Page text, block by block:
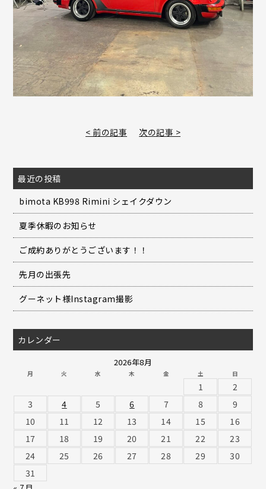
< 前の記事 次の記事 >
最近の投稿
bimota KB998 Rimini シェイクダウン
夏季休暇のお知らせ
ご成約ありがとうございます！！
先月の出張先
グーネット様Instagram撮影
カレンダー
2026年8月
月 火 水 木 金 土 日
1
2
3
4 5 6 7 8
9
10
11 12 13 14 15
16
17
18 19 20 21 22
23
24
25 26 27 28 29
30
31